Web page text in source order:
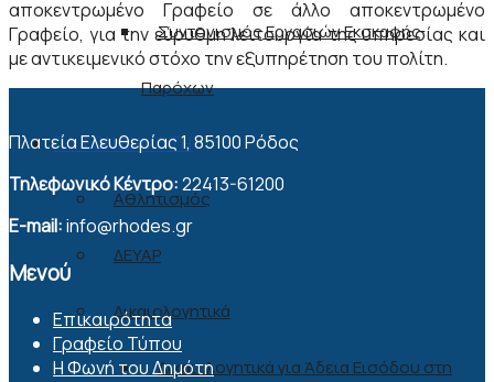
Συντονισμός Εργασιών Εκσκαφής
Παρόχων
ΓΙΑ ΤΟΝ ΔΗΜΟΤΗ
Αθλητισμός
ΔΕΥΑΡ
Δικαιολογητικά
Δικαιολογητικά για Άδεια Εισόδου στη
αποκεντρωμένο Γραφείο σε άλλο αποκεντρωμένο
Γραφείο, για την εύρυθμη λειτουργία της υπηρεσίας και
με αντικειμενικό στόχο την εξυπηρέτηση του πολίτη.
Πλατεία Ελευθερίας 1, 85100 Ρόδος
Τηλεφωνικό Κέντρο:22413-61200
E-mail:info@rhodes.gr
Μενού
Επικαιρότητα
Γραφείο Τύπου
Η Φωνή του Δημότη